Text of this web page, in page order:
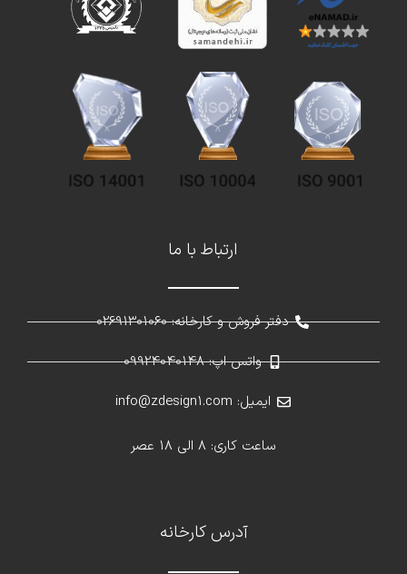
ارتباط با ما
دفتر فروش و کارخانه: 02691301060
واتس اپ: 09924040148
ایمیل: info@zdesign1.com
ساعت کاری: 8 الی 18 عصر
آدرس کارخانه